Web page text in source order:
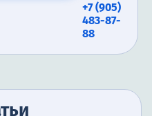
+7 (905)
483-87-
88